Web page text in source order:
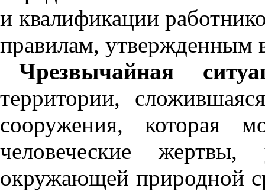
и квалификации
правилам, утвержденным
Чрезвычайная
территории,
сооружения, которая
человеческие
окружающей природной